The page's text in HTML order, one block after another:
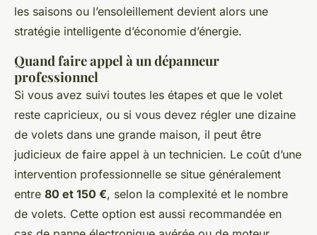
les saisons ou l’ensoleillement devient alors une
stratégie intelligente d’économie d’énergie.
Quand faire appel à un dépanneur
professionnel
Si vous avez suivi toutes les étapes et que le volet
reste capricieux, ou si vous devez régler une dizaine
de volets dans une grande maison, il peut être
judicieux de faire appel à un technicien. Le coût d’une
intervention professionnelle se situe généralement
entre 80 et 150 €, selon la complexité et le nombre
de volets. Cette option est aussi recommandée en